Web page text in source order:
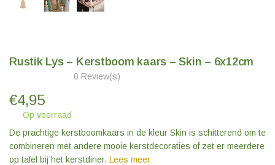
Rustik Lys – Kerstboom kaars – Skin – 6x12cm
0 Review(s)
€4,95
Op voorraad
De prachtige kerstboomkaars in de kleur Skin is schitterend om te
combineren met andere mooie kerstdecoraties of zet er meerdere
op tafel bij het kerstdiner. Lees meer